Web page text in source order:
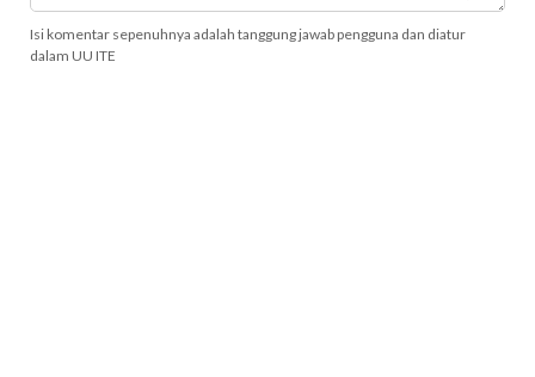
Isi komentar sepenuhnya adalah tanggung jawab pengguna dan diatur
dalam UU ITE